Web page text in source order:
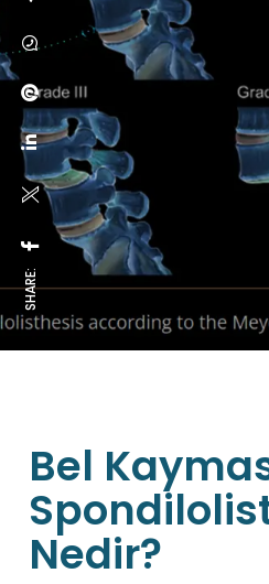
SHARE:
Bel
Nedir?